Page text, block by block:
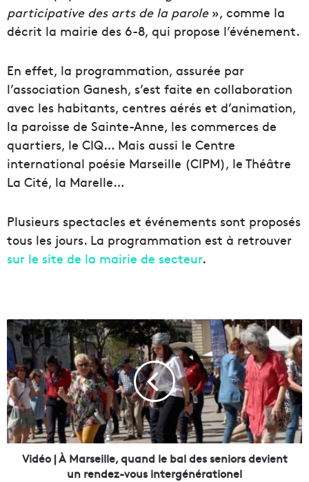
participative des arts de la parole», comme la
décrit la mairie des 6-8, qui propose l’événement.
En effet, la programmation, assurée par
l’association Ganesh, s’est faite en collaboration
avec les habitants, centres aérés et d’animation,
la paroisse de Sainte-Anne, les commerces de
quartiers, le CIQ… Mais aussi le Centre
international poésie Marseille (CIPM), le Théâtre
La Cité, la Marelle…
Plusieurs spectacles et événements sont proposés
tous les jours. La programmation est à retrouver
sur le site de la mairie de secteur.
V
i
d
é
o
|
À
M
a
Vidéo | À Marseille, quand le bal des seniors devient
un rendez-vous intergénérationel